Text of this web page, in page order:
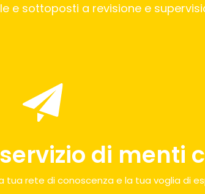
e sottoposti a revisione e
di menti
tua rete di conoscenza e la tua voglia di